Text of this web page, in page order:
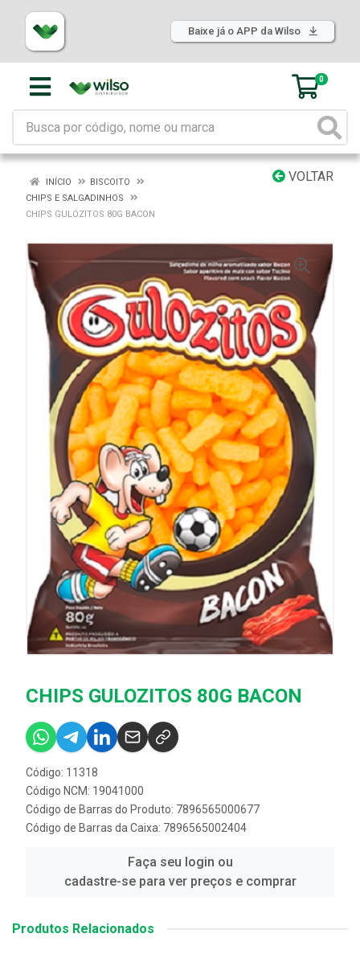
Baixe já o APP da Wilso
0
VOLTAR
INÍCIO
BISCOITO
CHIPS E SALGADINHOS
CHIPS GULOZITOS 80G BACON
CHIPS GULOZITOS 80G BACON
Código: 11318
Código NCM: 19041000
Código de Barras do Produto: 7896565000677
Código de Barras da Caixa: 7896565002404
Faça seu login ou
cadastre-se para ver preços e comprar
Produtos Relacionados